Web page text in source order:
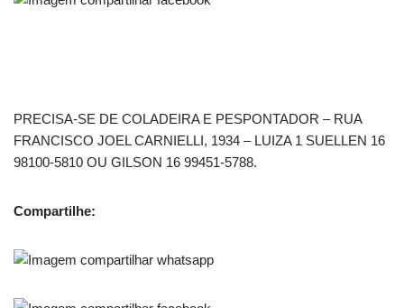
PRECISA-SE DE COLADEIRA E PESPONTADOR – RUA
FRANCISCO JOEL CARNIELLI, 1934 – LUIZA 1 SUELLEN 16
98100-5810 OU GILSON 16 99451-5788.
Compartilhe: